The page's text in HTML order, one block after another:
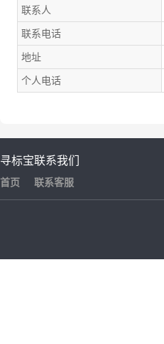
联系人
联系电话
地址
个人电话
寻标宝
首页
联系我们
联系客服